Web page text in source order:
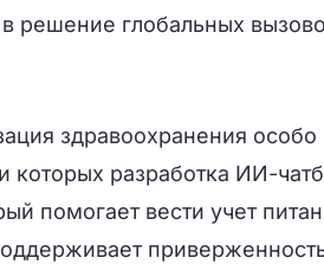
решение глобальных
здравоохранения особо
разработка ИИ-
помогает вести учет